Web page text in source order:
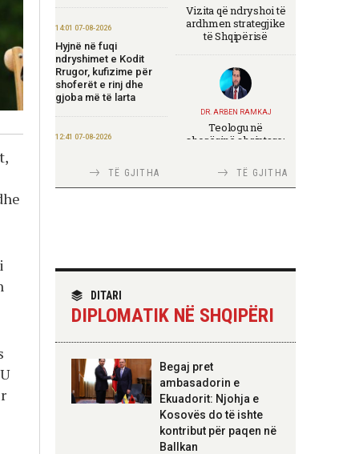
14:01 07-08-2026
Hyjnë në fuqi
ndryshimet e Kodit
Rrugor, kufizime për
shoferët e rinj dhe
gjoba më të larta
12:41 07-08-2026
madhe për fermerët e
bimëve mjekësore nga
e identitetit shqiptar
Rritet me 127 miliardë
lekë qarkullimi i
bizneseve në
gjashtëmujorin e parë
2026
TË GJITHA
Vizita që ndryshoi të
ardhmen strategjike
të Shqipërisë
DR. ARBEN RAMKAJ
Teologu në
shoqërinë shqiptare:
fetar dhe angazhimit
publik
Italia Strategjike —
“Shqipëria në BE,
projekt më i madh se
amaneti i
Skënderbeut dhe
Ismail Qemalit”
TË GJITHA
DITARI
DIPLOMATIK NË SHQIPËRI
Begaj pret
ambasadorin e
Ekuadorit: Njohja e
Kosovës do të ishte
kontribut për paqen në
Ballkan